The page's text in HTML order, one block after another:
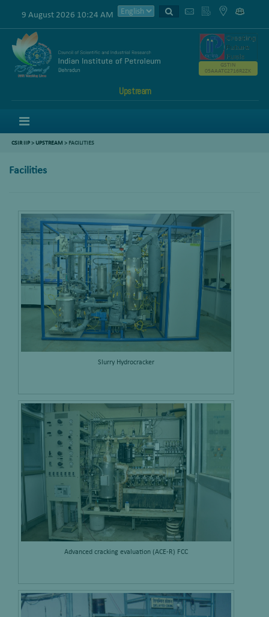
9 August 2026 10:24 AM
Upstream
GSTIN
05AAATC2716R2ZK
CSIR IIP> UPSTREAM > FACILITIES
Facilities
Slurry Hydrocracker
Advanced cracking evaluation (ACE-R) FCC